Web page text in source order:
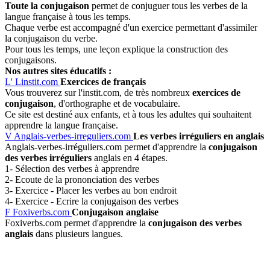
Toute la conjugaison permet de conjuguer tous les verbes de la
langue française à tous les temps.
Chaque verbe est accompagné d'un exercice permettant d'assimiler
la conjugaison du verbe.
Pour tous les temps, une leçon explique la construction des
conjugaisons.
Nos autres sites éducatifs :
L' Linstit.com Exercices de français
Vous trouverez sur l'instit.com, de très nombreux exercices de
conjugaison, d'orthographe et de vocabulaire.
Ce site est destiné aux enfants, et à tous les adultes qui souhaitent
apprendre la langue française.
V Anglais-verbes-irreguliers.com Les verbes irréguliers en anglais
Anglais-verbes-irréguliers.com permet d'apprendre la conjugaison
des verbes irréguliers anglais en 4 étapes.
1- Sélection des verbes à apprendre
2- Ecoute de la prononciation des verbes
3- Exercice - Placer les verbes au bon endroit
4- Exercice - Ecrire la conjugaison des verbes
F Foxiverbs.com Conjugaison anglaise
Foxiverbs.com permet d'apprendre la conjugaison des verbes
anglais dans plusieurs langues.